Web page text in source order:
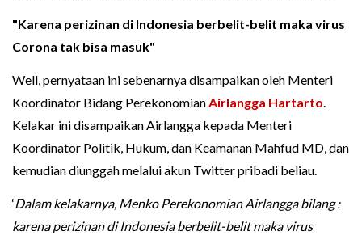
"Karena perizinan di Indonesia berbelit-belit maka virus
Corona tak bisa masuk"
Well, pernyataan ini sebenarnya disampaikan oleh Menteri
Koordinator Bidang PerekonomianAirlangga Hartarto.
Kelakar ini disampaikan Airlangga kepada Menteri
Koordinator Politik, Hukum, dan Keamanan Mahfud MD, dan
kemudian diunggah melalui akun Twitter pribadi beliau.
‘Dalam kelakarnya, Menko Perekonomian Airlangga bilang :
karena perizinan di Indonesia berbelit-belit maka virus